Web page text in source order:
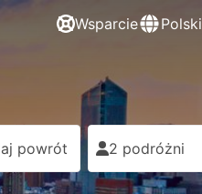
Wsparcie Polski
powrót 2 podróżni